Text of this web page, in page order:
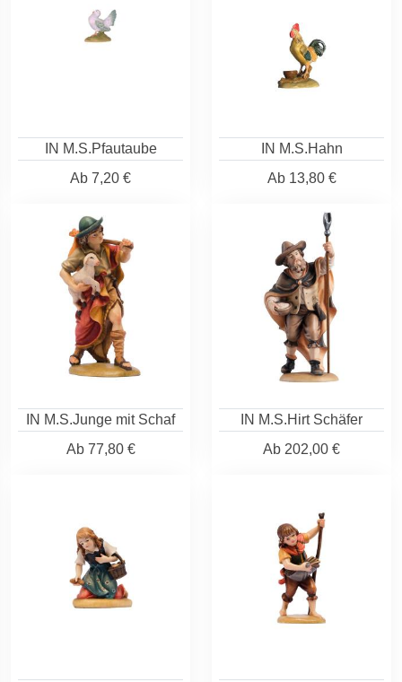
IN M.S.Pfautaube
Ab 7,20 €
IN M.S.Hahn
Ab13,80 €
IN M.S.Junge mit Schaf
Ab77,80 €
IN M.S.Hirt Schäfer
Ab 202,00 €